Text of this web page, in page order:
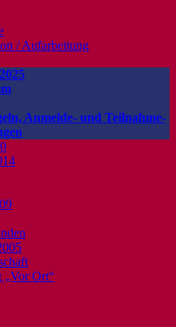
/ Aufarbeitung
Anmelde- und Teilnahme-
„Vor Ort“